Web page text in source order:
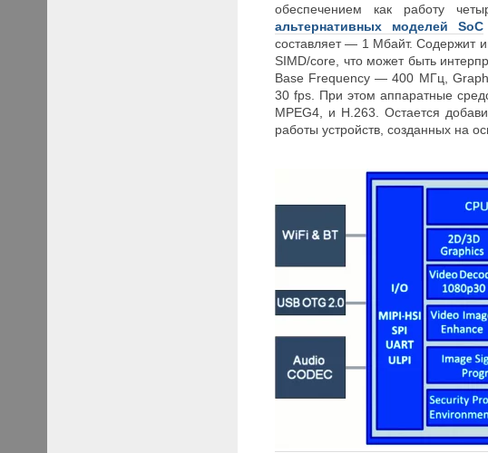
обеспечением как работу
альтернативных моделей SoC
составляет — 1 Мбайт. Содержит
SIMD/core, что может быть
Base Frequency — 400 МГц,
30 fps. При этом аппаратные
MPEG4, и H.263. Остается
работы устройств, созданных на